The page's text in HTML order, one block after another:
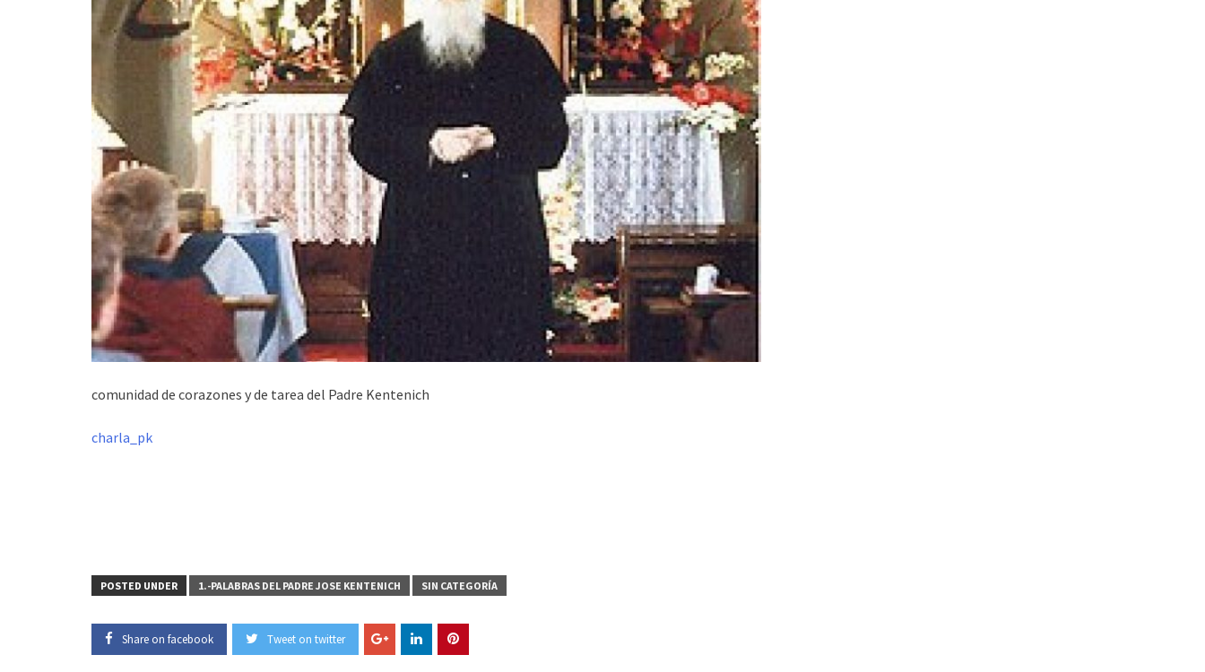
comunidad de corazones y de tarea del Padre Kentenich
charla_pk
POSTED UNDER 1.-PALABRAS DEL PADRE JOSE KENTENICH SIN CATEGORÍA
Share on facebook Tweet on twitter